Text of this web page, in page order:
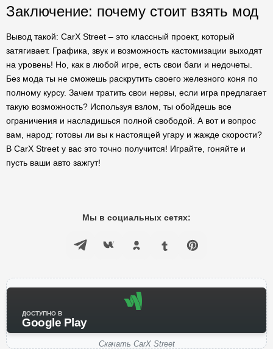
Заключение: почему стоит взять мод
Вывод такой: CarX Street – это классный проект, который
затягивает. Графика, звук и возможность кастомизации выходят
на уровень! Но, как в любой игре, есть свои баги и недочеты.
Без мода ты не сможешь раскрутить своего железного коня по
полному курсу. Зачем тратить свои нервы, если игра предлагает
такую возможность? Используя взлом, ты обойдешь все
ограничения и насладишься полной свободой. А вот и вопрос
вам, народ: готовы ли вы к настоящей угару и жажде скорости?
В CarX Street у вас это точно получится! Играйте, гоняйте и
пусть ваши авто зажгут!
Мы в социальных сетях:
ДОСТУПНО В
Google Play
Скачать CarX Street